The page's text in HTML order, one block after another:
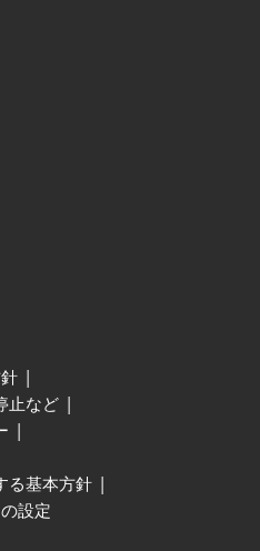
止など
る基本方針
設定